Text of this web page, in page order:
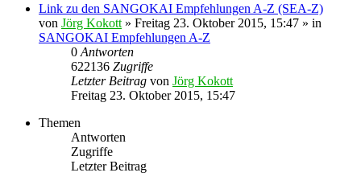
Link zu den SANGOKAI Empfehlungen A-Z (SEA-Z)
von Jörg Kokott » Freitag 23. Oktober 2015, 15:47 » in
SANGOKAI Empfehlungen A-Z
0 Antworten
622136 Zugriffe
Letzter Beitrag von Jörg Kokott
Freitag 23. Oktober 2015, 15:47
Themen
Antworten
Zugriffe
Letzter Beitrag